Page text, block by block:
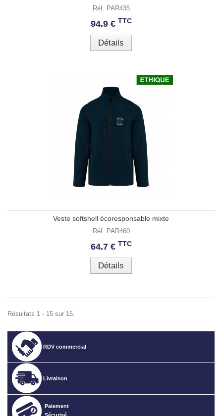
Réf. PAR435
94.9 € TTC
Détails
Veste softshell écoresponsable mixte
Réf. PAR460
64.7 € TTC
Détails
Résultats 1 - 15 sur 15.
RDV commercial
Livraison
Paiement